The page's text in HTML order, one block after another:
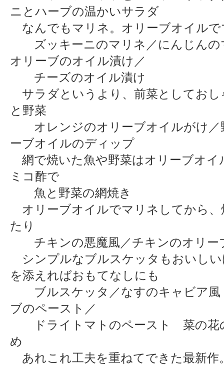
ニとハーブの温かいサラダ
なんでもマリネ。オリーブオイルで
ズッキーニのマリネ／にんじんの
オリーブのオイル漬け／
チーズのオイル漬け
サラダというより、前菜としておし
と野菜
オレンジのオリーブオイルがけ／
ーブオイルのディップ
網で焼いた魚や野菜はオリーブオイ
ミコ酢で
魚と野菜の網焼き
オリーブオイルでマリネしてから、
たり
チキンの悪魔風／チキンのオリー
シンプルなブルスケッタもおいしい
を添えればおもてなしにも
ブルスケッタ／なすのキャビア
ブのペースト／
ドライトマトのペースト 菜の花
め
あれこれ工夫を重ねてできた最新作